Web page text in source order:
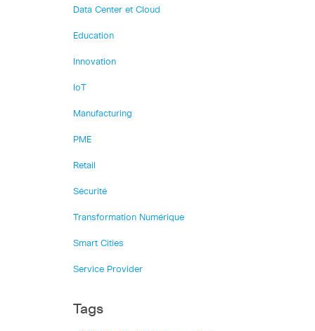
Data Center et Cloud
Education
Innovation
IoT
Manufacturing
PME
Retail
Sécurité
Transformation Numérique
Smart Cities
Service Provider
Tags